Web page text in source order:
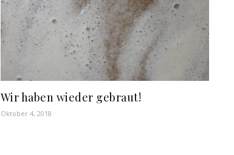
Wir haben wieder gebraut!
Oktober 4, 2018